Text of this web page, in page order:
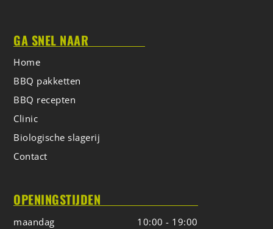
GA SNEL NAAR
Home
BBQ pakketten
BBQ recepten
Clinic
Biologische slagerij
Contact
OPENINGSTIJDEN
maandag
10:00 - 19:00